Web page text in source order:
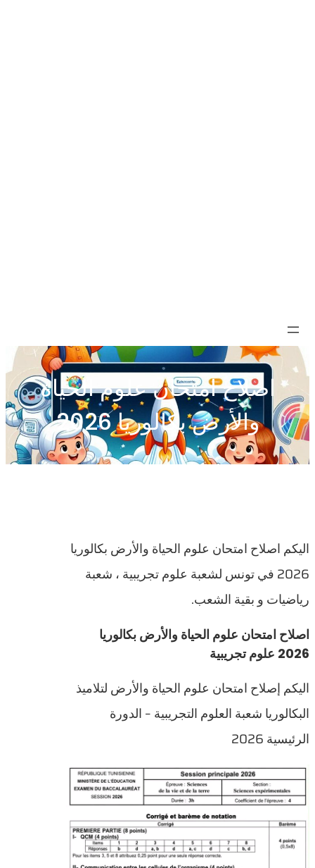
تخطى
إلى
المحتوى
اصلاح امتحان علوم الحياة
والأرض بكالوريا 2026
اليكم اصلاح امتحان علوم الحياة والأرض بكالوريا
2026 في تونس لشعبة علوم تجريبية ، شعبة
رياضيات و بقية الشعب.
اصلاح امتحان علوم الحياة والأرض بكالوريا
2026 علوم تجريبية
اليكم إصلاح امتحان علوم الحياة والأرض لتلاميذ
البكالوريا شعبة العلوم التجريبية – الدورة
الرئيسية 2026